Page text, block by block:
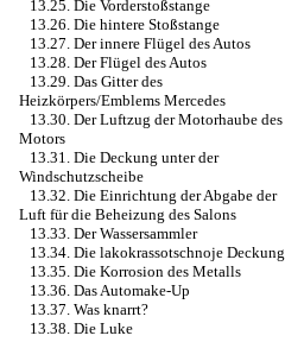
13.25. Die Vorderstoßstange
13.26. Die hintere Stoßstange
13.27. Der innere Flügel des Autos
13.28. Der Flügel des Autos
13.29. Das Gitter des
Heizkörpers/Emblems Mercedes
13.30. Der Luftzug der Motorhaube des
Motors
13.31. Die Deckung unter der
Windschutzscheibe
13.32. Die Einrichtung der Abgabe der
Luft für die Beheizung des Salons
13.33. Der Wassersammler
13.34. Die lakokrassotschnoje Deckung
13.35. Die Korrosion des Metalls
13.36. Das Automake-Up
13.37. Was knarrt?
13.38. Die Luke